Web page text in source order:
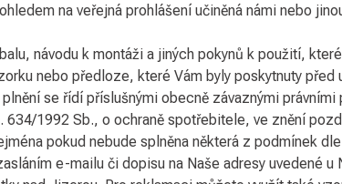
na veřejná prohlášení učiněná námi nebo
návodu k montáži a jiných pokynů k použití,
nebo předloze, které Vám byly poskytnuty před
se řídí příslušnými obecně závaznými
634/1992 Sb., o ochraně spotřebitele, ve znění
pokud nebude splněna některá z podmínek
e-mailu či dopisu na Naše adresy uvedené